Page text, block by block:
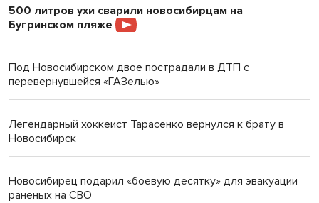
500 литров ухи сварили новосибирцам на
Бугринском пляже
Под Новосибирском двое пострадали в ДТП с
перевернувшейся «ГАЗелью»
Легендарный хоккеист Тарасенко вернулся к брату в
Новосибирск
Новосибирец подарил «боевую десятку» для эвакуации
раненых на СВО